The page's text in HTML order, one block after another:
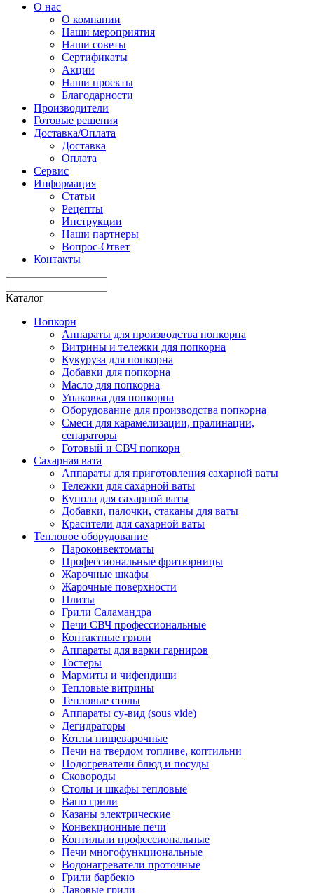
О нас
О компании
Наши мероприятия
Наши советы
Сертификаты
Акции
Наши проекты
Благодарности
Производители
Готовые решения
Доставка/Оплата
Доставка
Оплата
Сервис
Информация
Статьи
Рецепты
Инструкции
Наши партнеры
Вопрос-Ответ
Контакты
Каталог
Попкорн
Аппараты для производства попкорна
Витрины и тележки для попкорна
Кукуруза для попкорна
Добавки для попкорна
Масло для попкорна
Упаковка для попкорна
Оборудование для производства попкорна
Смеси для карамелизации, пралинации,
сепараторы
Готовый и СВЧ попкорн
Сахарная вата
Аппараты для приготовления сахарной ваты
Тележки для сахарной ваты
Купола для сахарной ваты
Добавки, палочки, стаканы для ваты
Красители для сахарной ваты
Тепловое оборудование
Пароконвектоматы
Профессиональные фритюрницы
Жарочные шкафы
Жарочные поверхности
Плиты
Грили Саламандра
Печи СВЧ профессиональные
Контактные грили
Аппараты для варки гарниров
Тостеры
Мармиты и чифендиши
Тепловые витрины
Тепловые столы
Аппараты су-вид (sous vide)
Дегидраторы
Котлы пищеварочные
Печи на твердом топливе, коптильни
Подогреватели блюд и посуды
Сковороды
Столы и шкафы тепловые
Вапо грили
Казаны электрические
Конвекционные печи
Коптильни профессиональные
Печи многофункциональные
Водонагреватели проточные
Грили барбекю
Лавовые грили